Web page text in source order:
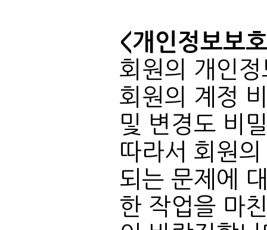
<개인정보보
및 변경도 비